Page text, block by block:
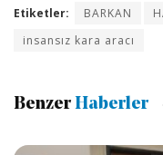
Etiketler: BARKAN
insansız kara aracı
Benzer Haberler